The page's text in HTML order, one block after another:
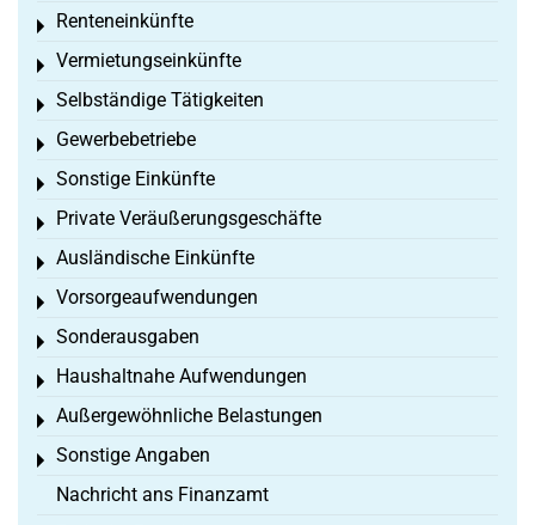
Renteneinkünfte
Toggle menu
Vermietungseinkünfte
Toggle menu
Selbständige Tätigkeiten
Toggle menu
Gewerbebetriebe
Toggle menu
Sonstige Einkünfte
Toggle menu
Private Veräußerungsgeschäfte
Toggle menu
Ausländische Einkünfte
Toggle menu
Vorsorgeaufwendungen
Toggle menu
Sonderausgaben
Toggle menu
Haushaltnahe Aufwendungen
Toggle menu
Außergewöhnliche Belastungen
Toggle menu
Sonstige Angaben
Toggle menu
Nachricht ans Finanzamt